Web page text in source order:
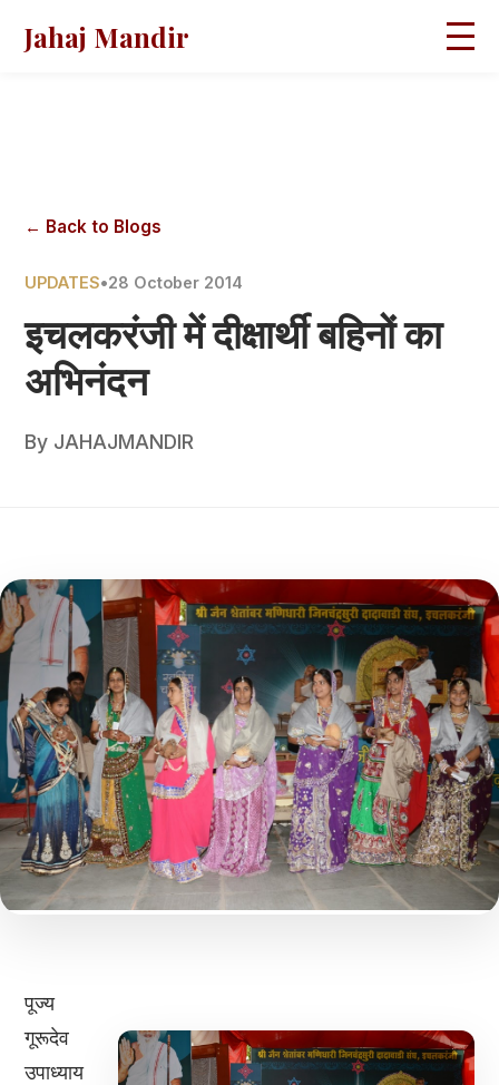
Jahaj Mandir
← Back to Blogs
UPDATES•28 October 2014
इचलकरंजी में दीक्षार्थी बहिनों का
अभिनंदन
By JAHAJMANDIR
पूज्य
गूरूदेव
उपाध्याय